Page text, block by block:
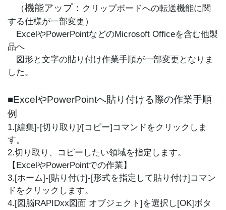
（機能アップ： クリップボードへの転送機能に関
する仕様が一部変更）
ExcelやPowerPointなどのMicrosoft Officeを含む他製
品へ
図形と文字の貼り付け作業手順が一部変更となりま
した。
■ExcelやPowerPointへ貼り付ける際の作業手順
例
1.[編集]-[切り取り]/[コピー]コマンドをクリックしま
す。
2.切り取り、コピーしたい領域を指定します。
【ExcelやPowerPointでの作業】
3.[ホーム]-[貼り付け]-[形式を指定して貼り付け]コマン
ドをクリックします。
4.[図脳RAPIDxx図面 オブジェクト]を選択し[OK]ボタ